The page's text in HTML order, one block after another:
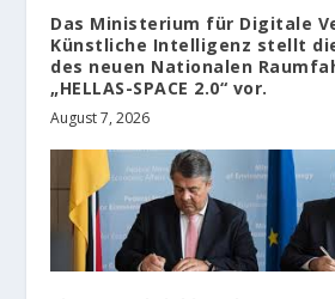
Das Ministerium für Digitale
Künstliche Intelligenz stellt
des neuen Nationalen
„HELLAS-SPACE 2.0“ vor.
August 7, 2026